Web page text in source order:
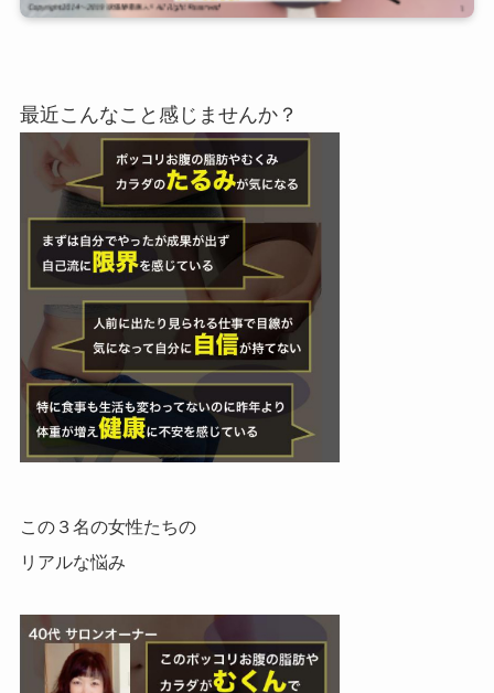
最近こんなこと感じませんか？
この３名の女性たちの
リアルな悩み